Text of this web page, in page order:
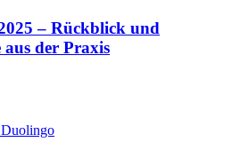
– Rückblick und
der Praxis